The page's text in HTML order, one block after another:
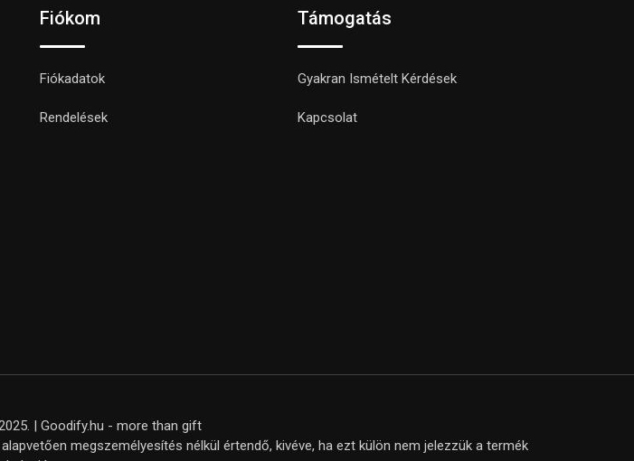
Fiókom
Fiókadatok
Rendelések
Támogatás
Gyakran Ismételt Kérdések
Kapcsolat
| Goodify.hu - more than gift
megszemélyesítés nélkül értendő, kivéve, ha ezt külön nem jelezzük a termék